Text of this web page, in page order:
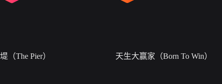
堤（The Pier） 天生大赢家（Born To Win）